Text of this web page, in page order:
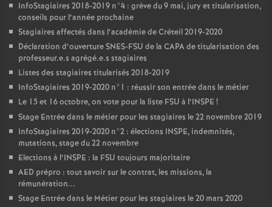
InfoStagiaires 2018-2019 n°4 : grève du 9 mai, jury et titularisation,
conseils pour l’année prochaine
Stagiaires affectés dans l’académie de Créteil 2019-2020
Déclaration d’ouvertureSNES-FSU de la CAPAde titularisation des
professeur.e.s agrégé.e.s stagiaires
Listes des stagiaires titularisés 2018-2019
InfoStagiaires 2019-2020 n°1 : réussir son entrée dans le métier
Le 15 et 16 octobre, on vote pour la liste FSU à l’INSPE !
Stage Entrée dans le métier pour les stagiaires le 22 novembre 2019
InfoStagiaires 2019-2020 n°2 : élections INSPE, indemnités,
mutations, stage du 22 novembre
Elections à l’INSPE : la FSU toujours majoritaire
AED prépro : tout savoir sur le contrat, les missions, la
rémunération...
Stage Entrée dans le Métier pour les stagiaires le 20 mars 2020